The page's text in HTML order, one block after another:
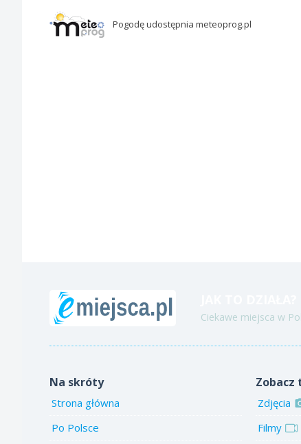
Pogodę udostępnia meteoprog.pl
Ciekawe miejsca w
Na skróty
Strona główna
Po Polsce
Zobacz
Zdjęcia
Filmy